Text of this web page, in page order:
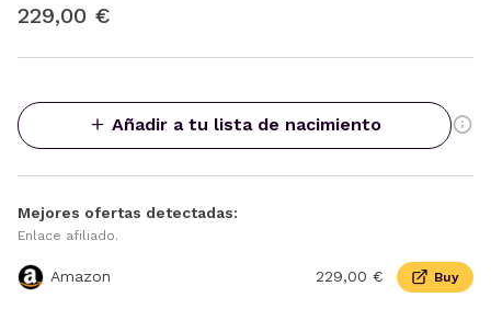
229,00 €
Añadir a tu lista de nacimiento
Mejores ofertas detectadas:
Enlace afiliado.
Amazon 229,00 € Buy